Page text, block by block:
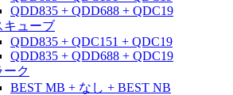
QDD835 + QDD688 + QDC19
キューブ
QDD835 + QDC151 + QDC19
QDD835 + QDD688 + QDC19
ーク
BEST MB + なし + BEST NB